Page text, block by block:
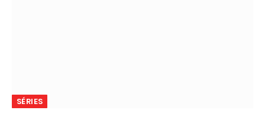
SÉRIES